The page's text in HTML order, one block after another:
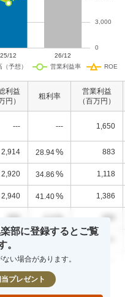
利益
円）
粗利率
営業利益
（百万円）
--- --- 1,650
2,914 28.94% 883
2,920 34.86 % 1,118
2,940 41.40% 1,386
000 0.0% 000
000 0.0 %
部に登録するとご覧
。
い場合があります。
プレゼント